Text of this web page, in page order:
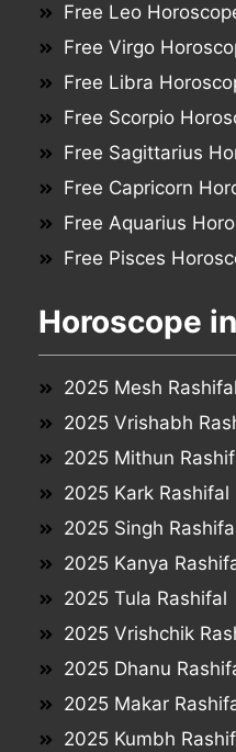
Free Leo
Free Virgo
Free Libra
Free Scorpio
Free Sagittarius
Free Capricorn
Free Aquarius
Free Pisces
Horoscope
2025 Mesh Rashifal
2025 Vrishabh
2025 Mithun
2025 Kark Rashifal
2025 Singh
2025 Kanya
2025 Tula Rashifal
2025 Vrishchik
2025 Dhanu
2025 Makar
2025 Kumbh